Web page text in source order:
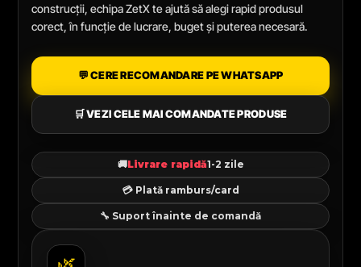
construcții, echipa ZetX te ajută să alegi rapid produsul
corect, în funcție de lucrare, buget și puterea necesară.
💬 CERE RECOMANDARE PE WHATSAPP
🛒 VEZI CELE MAI COMANDATE PRODUSE
🚚Livrare rapidă1-2 zile
💳 Plată ramburs/card
🔧 Suport înainte de comandă